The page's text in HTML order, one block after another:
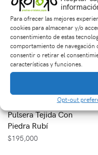
Para ofrecer las mejores
cookies para almacenar y/o
consentimiento de estas
comportamiento de navegación
consentir o retirar el
características y funciones.
Opt-out
Pulsera Tejida Con
Piedra Rubí
$195,000